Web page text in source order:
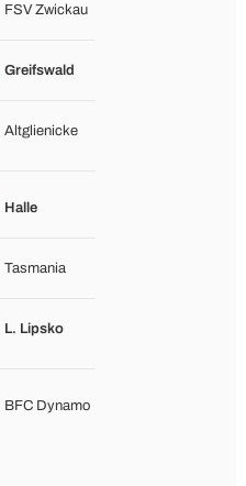
FSV Zwickau
Greifswald
Altglienicke
Halle
Tasmania
L. Lipsko
BFC Dynamo